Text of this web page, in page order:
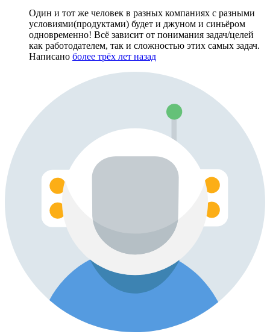
Один и тот же человек в разных компаниях с разными
условиями(продуктами) будет и джуном и синьёром
одновременно! Всё зависит от понимания задач/целей
как работодателем, так и сложностью этих самых задач.
Написано более трёх лет назад